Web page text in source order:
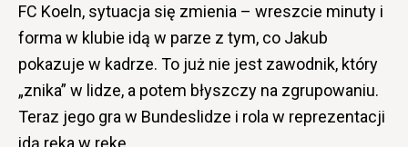
FC Koeln, sytuacja się zmienia – wreszcie minuty i
forma w klubie idą w parze z tym, co Jakub
pokazuje w kadrze. To już nie jest zawodnik, który
„znika” w lidze, a potem błyszczy na zgrupowaniu.
Teraz jego gra w Bundeslidze i rola w reprezentacji
idą ręka w rękę.